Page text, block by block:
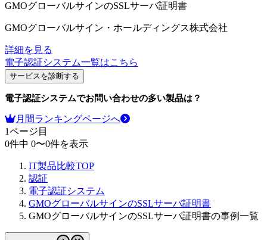
GMOグローバルサインのSSLサーバ証明書
GMOグローバルサイン・ホールディングス株式会社
詳細を見る
電子認証システム一覧はこちら
サービスを診断する
電子認証システムでお問い合わせの多い製品は？
月間ランキングページへ
1ページ目
0件中 0〜0件を表示
IT製品比較TOP
認証
電子認証システム
GMOグローバルサインのSSLサーバ証明書
GMOグローバルサインのSSLサーバ証明書の事例一覧